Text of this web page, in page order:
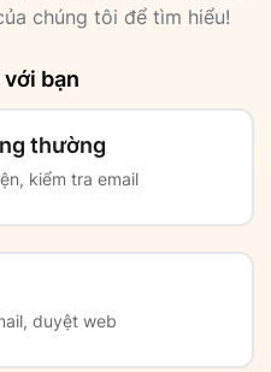
chúng tôi để tìm hiểu!
bạn
thường
kiểm tra email
duyệt web